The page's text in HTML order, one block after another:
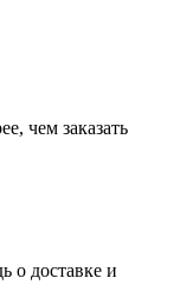
чем заказать
о доставке и